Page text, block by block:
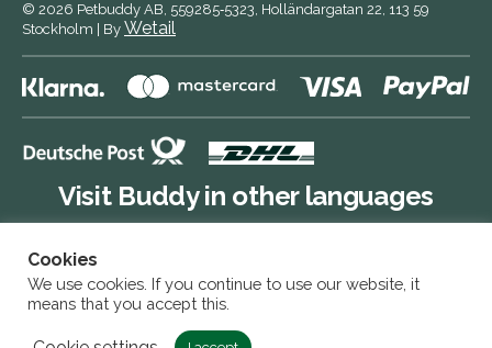
© 2026 Petbuddy AB, 559285‑5323, Holländargatan 22, 113 59
Stockholm
By Wetail
Visit Buddy in other languages
Cookies
We use cookies. If you continue to use our website, it
means that you accept this.